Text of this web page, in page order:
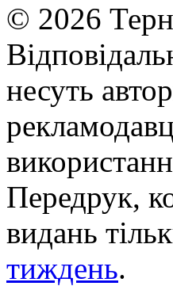
© 2026
несуть
Передрук,
видань
тиждень.